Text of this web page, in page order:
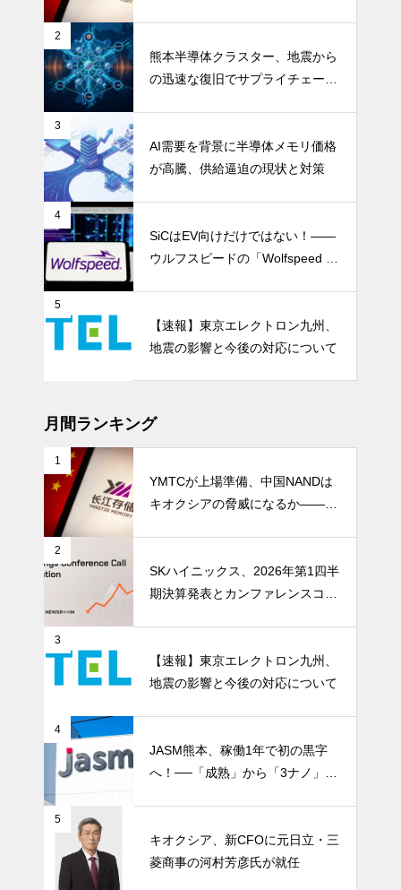
2
熊本半導体クラスター、地震から
の迅速な復旧でサプライチェーン
3
AI需要を背景に半導体メモリ価格
が高騰、供給逼迫の現状と対策
4
SiCはEV向けだけではない！――
ウルフスピードの「Wolfspeed G
5
【速報】東京エレクトロン九州、
地震の影響と今後の対応について
月間ランキング
1
YMTCが上場準備、中国NANDは
キオクシアの脅威になるか――AI
2
SKハイニックス、2026年第1四半
期決算発表とカンファレンスコー
3
【速報】東京エレクトロン九州、
地震の影響と今後の対応について
4
JASM熊本、稼働1年で初の黒字
へ！──「成熟」から「3ナノ」へ
5
キオクシア、新CFOに元日立・三
菱商事の河村芳彦氏が就任